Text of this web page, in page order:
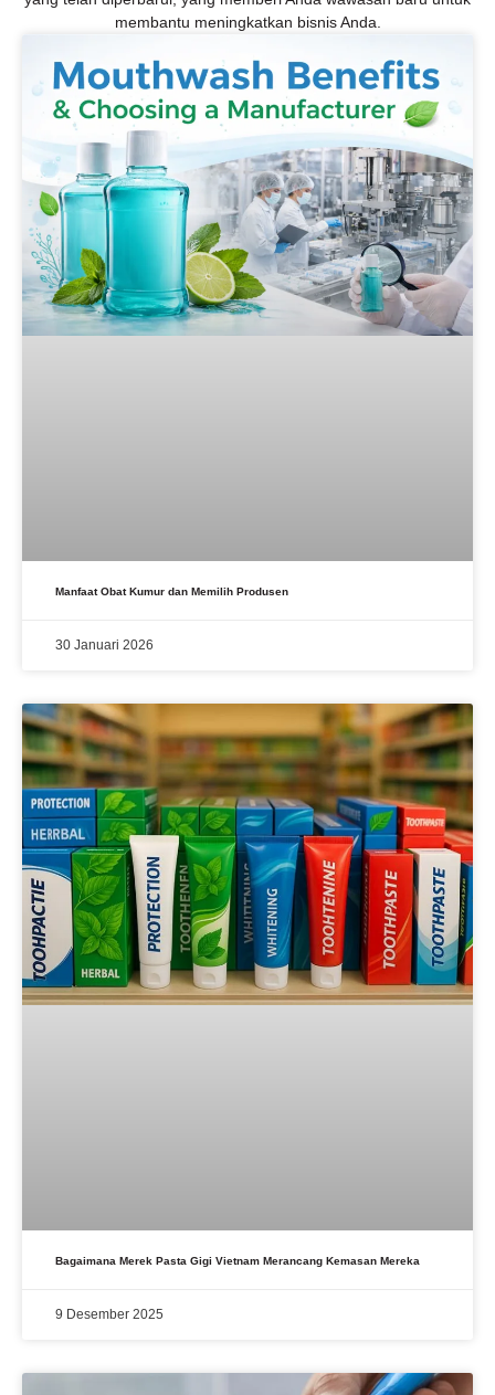
membantu meningkatkan bisnis Anda.
Manfaat Obat Kumur dan Memilih Produsen
30 Januari 2026
Bagaimana Merek Pasta Gigi Vietnam Merancang Kemasan Mereka
9 Desember 2025